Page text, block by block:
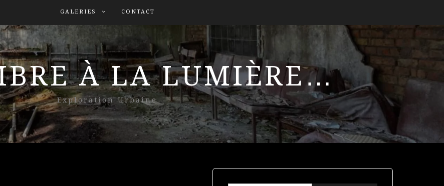
GALERIES CONTACT
À LA LUMIÈRE…
Exploration Urbaine